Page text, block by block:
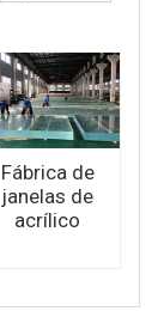
Fábrica de
janelas de
acrílico